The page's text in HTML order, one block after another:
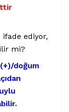
ifade ediyor,
mi?
doğum